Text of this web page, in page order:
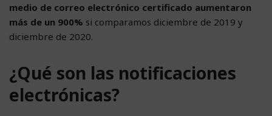
medio de correo electrónico certificado aumentaron
más de un 900% si comparamos diciembre de 2019 y
diciembre de 2020.
¿Qué son las notificaciones
electrónicas?